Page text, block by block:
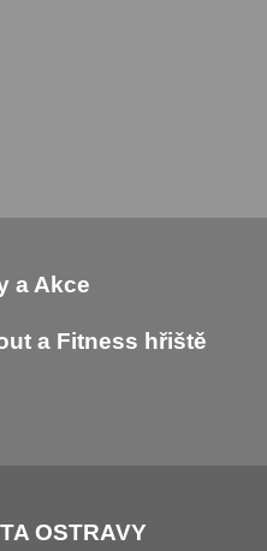
a Akce
a Fitness hřiště
OSTRAVY